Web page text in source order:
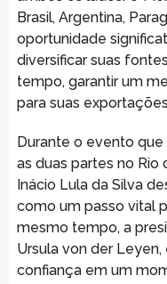
Brasil, Argentina,
oportunidade
diversificar suas
tempo, garantir um
para suas
Durante o evento
as duas partes no Rio
Inácio Lula da Silva
como um passo vital
mesmo tempo, a
Ursula von der
confiança em um